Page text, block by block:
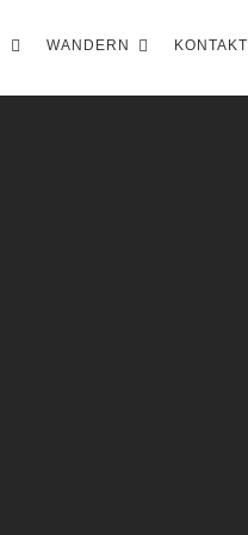
WANDERN KONTAKT